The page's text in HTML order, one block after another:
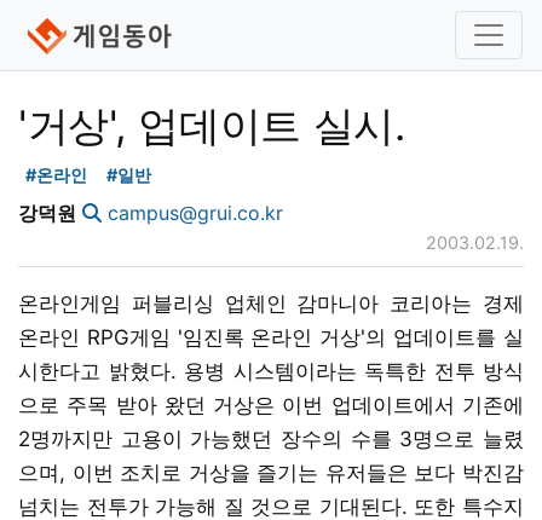
'거상', 업데이트 실시.
#온라인 #일반
강덕원 campus@grui.co.kr
2003.02.19.
온라인게임 퍼블리싱 업체인 감마니아 코리아는 경제
온라인 RPG게임 '임진록 온라인 거상'의 업데이트를 실
시한다고 밝혔다. 용병 시스템이라는 독특한 전투 방식
으로 주목 받아 왔던 거상은 이번 업데이트에서 기존에
2명까지만 고용이 가능했던 장수의 수를 3명으로 늘렸
으며, 이번 조치로 거상을 즐기는 유저들은 보다 박진감
넘치는 전투가 가능해 질 것으로 기대된다. 또한 특수지